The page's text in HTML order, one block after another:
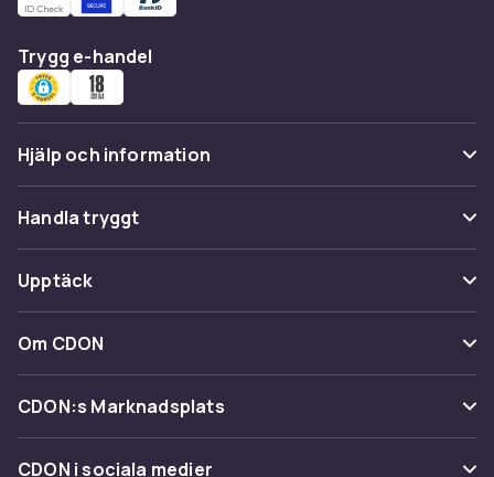
Trygg e-handel
Hjälp och information
Vanliga frågor
Spåra paket
Ångra & Returnera här
Kundservice
Handla tryggt
Betalning
Leverans
Återkallelser
Upptäck
Kategorier
Varumärken
Shopit.se
Om CDON
Om oss
Kundrecensioner
CDON:s Marknadsplats
Sälj på CDON
CDON i sociala medier